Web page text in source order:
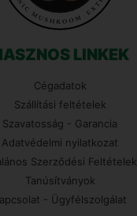
LINKEK
Cégadatok
Szállítási feltételek
Szavatosság - Garancia
Adatvédelmi nyilatkozat
Szerződési Feltételek
Tanúsítványok
- Ügyfélszolgálat